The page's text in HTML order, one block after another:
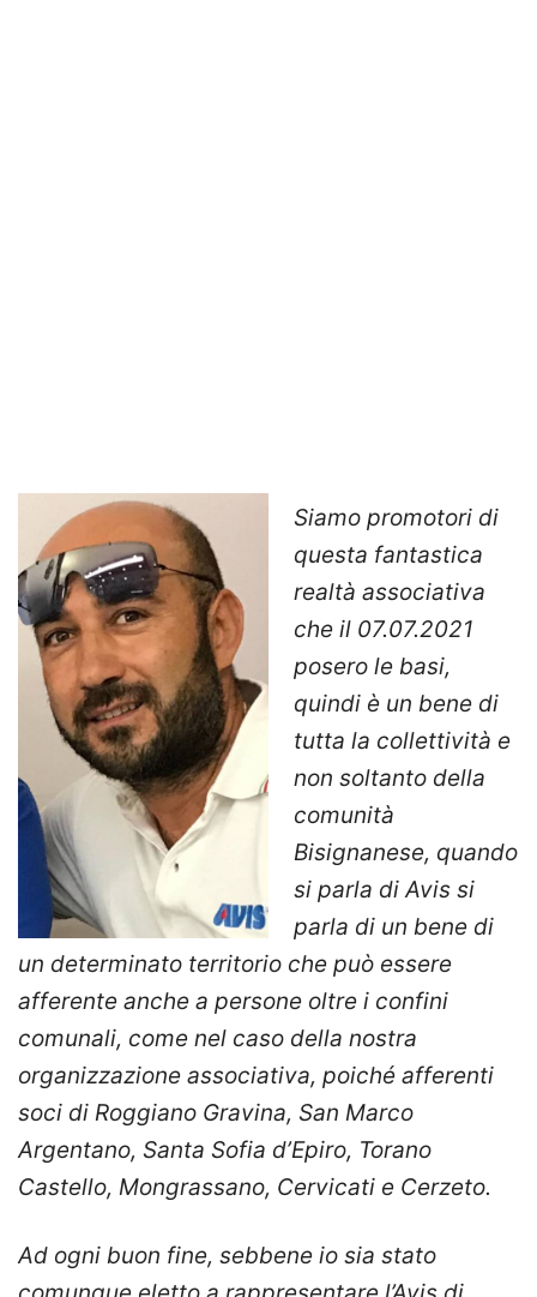
Siamo promotori di
questa fantastica
realtà associativa
che il 07.07.2021
posero le basi,
quindi è un bene di
tutta la collettività e
non soltanto della
comunità
Bisignanese, quando
si parla di Avis si
parla di un bene di
un determinato territorio che può essere
afferente anche a persone oltre i confini
comunali, come nel caso della nostra
organizzazione associativa, poiché afferenti
soci di Roggiano Gravina, San Marco
Argentano, Santa Sofia d’Epiro, Torano
Castello, Mongrassano, Cervicati e Cerzeto.
Ad ogni buon fine, sebbene io sia stato